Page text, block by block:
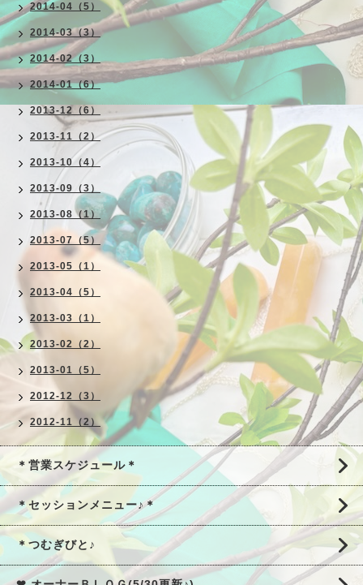
2014-04（5）
2014-03（3）
2014-02（3）
2014-01（6）
2013-12（6）
2013-11（2）
2013-10（4）
2013-09（3）
2013-08（1）
2013-07（5）
2013-05（1）
2013-04（5）
2013-03（1）
2013-02（2）
2013-01（5）
2012-12（3）
2012-11（2）
＊営業スケジュール＊
＊セッションメニュー♪＊
＊つむぎびと♪